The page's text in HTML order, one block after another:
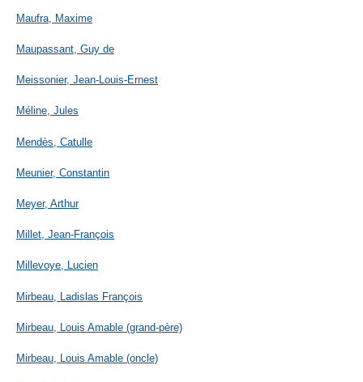
Maufra, Maxime
Maupassant, Guy de
Meissonier, Jean-Louis-Ernest
Méline, Jules
Mendès, Catulle
Meunier, Constantin
Meyer, Arthur
Millet, Jean-François
Millevoye, Lucien
Mirbeau, Ladislas François
Mirbeau, Louis Amable (grand-père)
Mirbeau, Louis Amable (oncle)